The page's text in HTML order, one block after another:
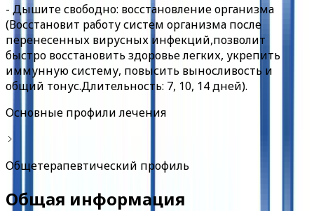
- Дышите свободно: восстановление организма
(Восстановит работу систем организма после
перенесенных вирусных инфекций,позволит
быстро восстановить здоровье легких, укрепить
иммунную систему, повысить выносливость и
общий тонус.Длительность: 7, 10, 14 дней).
Основные профили лечения
Общетерапевтический профиль
Общая информация